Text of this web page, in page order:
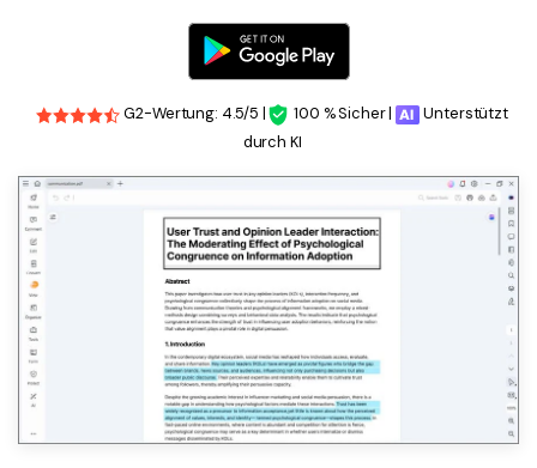
G2-Wertung: 4.5/5 | 100 % Sicher |
Unterstützt
durch KI